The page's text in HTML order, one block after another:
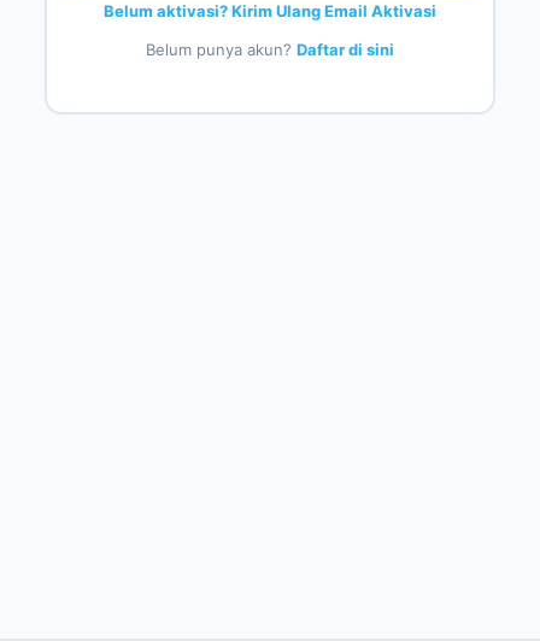
Belum aktivasi? Kirim Ulang Email Aktivasi
Belum punya akun? Daftar di sini